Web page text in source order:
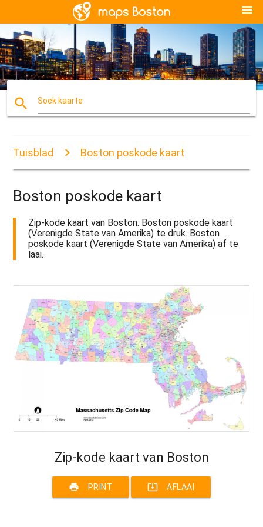
menu
search Soek kaarte
Tuisblad Boston poskode kaart
Boston poskode kaart
Zip-kode kaart van Boston. Boston poskode kaart
(Verenigde State van Amerika) te druk. Boston
poskode kaart (Verenigde State van Amerika) af te
laai.
Zip-kode kaart van Boston
print PRINT system_update_alt AFLAAI